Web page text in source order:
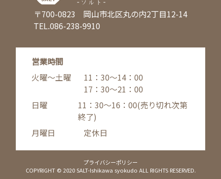
〒700-0823 岡山市北区丸の内2丁目12-14
TEL.086-238-9910
営業時間
火曜〜土曜
11：30〜14：00
17：30〜21：00
日曜
11：30〜16：00(売り切れ次第
終了)
月曜日
定休日
プライバシーポリシー
COPYRIGHT © 2020 SALT-Ishikawa syokudo ALL RIGHTS RESERVED.